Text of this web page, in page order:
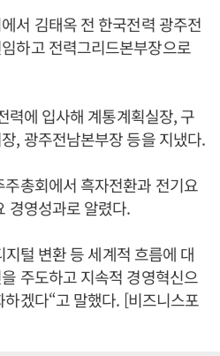
서 김태옥 전 한국전력 광주전
하고 전력그리드본부장으로
력에 입사해 계통계획실장, 구
, 광주전남본부장 등을 지냈다.
총회에서 흑자전환과 전기요
경영성과로 알렸다.
털 변환 등 세계적 흐름에 대
주도하고 지속적 경영혁신으
겠다“고 말했다. [비즈니스포